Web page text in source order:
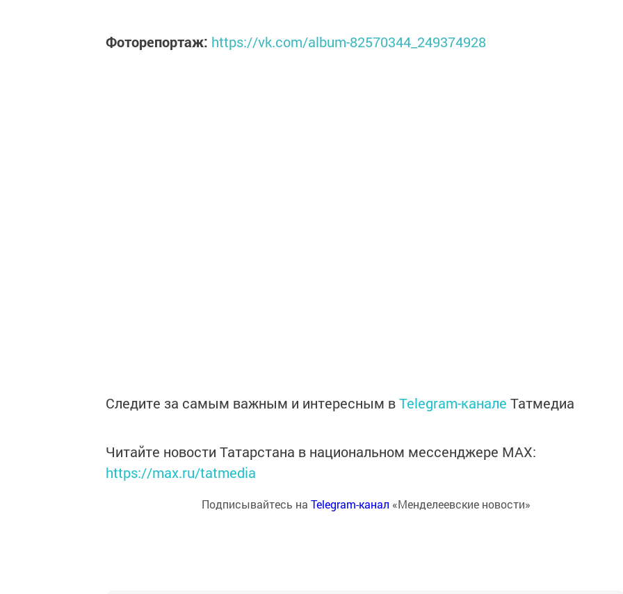
Фоторепортаж: https://vk.com/album-82570344_249374928
Следите за самым важным и интересным вTelegram-канале Татмедиа
Читайте новости Татарстана в национальном мессенджере MАХ:
https://max.ru/tatmedia
Подписывайтесь на Telegram-канал «Менделеевские новости»